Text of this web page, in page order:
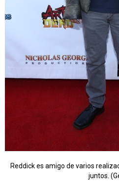
Reddick es amigo de varios
juntos.